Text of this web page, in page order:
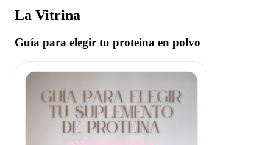
La Vitrina
Guía para elegir tu proteína en polvo